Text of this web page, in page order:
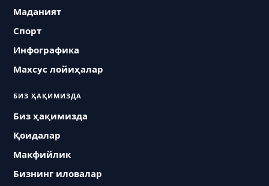
Маданият
Спорт
Инфографика
Махсус лойиҳалар
БИЗ ҲАҚИМИЗДА
Биз ҳақимизда
Қоидалар
Макфийлик
Бизнинг иловалар